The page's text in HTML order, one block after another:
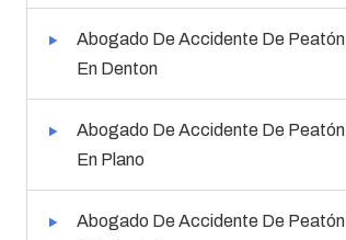
Abogado De Accidente De Peatón
En Denton
Abogado De Accidente De Peatón
En Plano
Abogado De Accidente De Peatón